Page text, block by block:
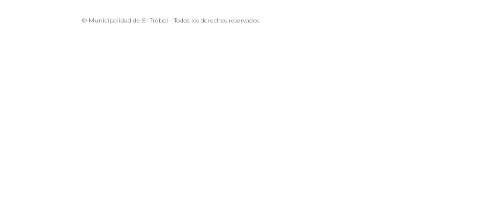
© Municipalidad de El Trébol - Todos los derechos reservados